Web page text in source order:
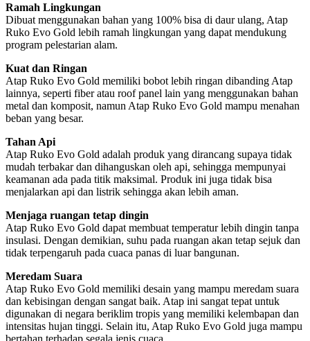
Ramah Lingkungan
Dibuat menggunakan bahan yang 100% bisa di daur ulang, Atap
Ruko Evo Gold lebih ramah lingkungan yang dapat mendukung
program pelestarian alam.
Kuat dan Ringan
Atap Ruko Evo Gold memiliki bobot lebih ringan dibanding Atap
lainnya, seperti fiber atau roof panel lain yang menggunakan bahan
metal dan komposit, namun Atap Ruko Evo Gold mampu menahan
beban yang besar.
Tahan Api
Atap Ruko Evo Gold adalah produk yang dirancang supaya tidak
mudah terbakar dan dihanguskan oleh api, sehingga mempunyai
keamanan ada pada titik maksimal. Produk ini juga tidak bisa
menjalarkan api dan listrik sehingga akan lebih aman.
Menjaga ruangan tetap dingin
Atap Ruko Evo Gold dapat membuat temperatur lebih dingin tanpa
insulasi. Dengan demikian, suhu pada ruangan akan tetap sejuk dan
tidak terpengaruh pada cuaca panas di luar bangunan.
Meredam Suara
Atap Ruko Evo Gold memiliki desain yang mampu meredam suara
dan kebisingan dengan sangat baik. Atap ini sangat tepat untuk
digunakan di negara beriklim tropis yang memiliki kelembapan dan
intensitas hujan tinggi. Selain itu, Atap Ruko Evo Gold juga mampu
bertahan terhadap segala jenis cuaca.